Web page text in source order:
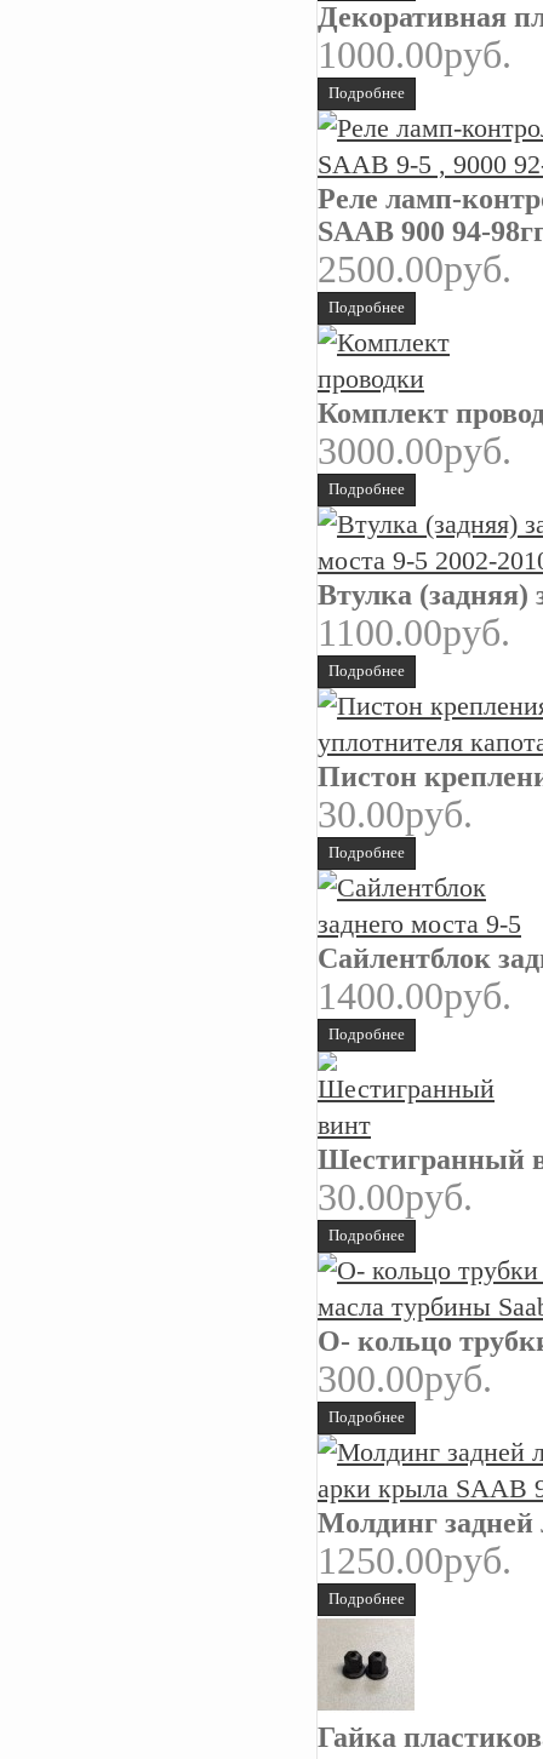
Декоративная
1000.00руб.
Подробнее
Реле ламп-
SAAB 900 94-
2500.00руб.
Подробнее
Комплект
3000.00руб.
Подробнее
Втулка (задняя)
1100.00руб.
Подробнее
Пистон
30.00руб.
Подробнее
Сайлентблок
1400.00руб.
Подробнее
Шестигранный
30.00руб.
Подробнее
О- кольцо
300.00руб.
Подробнее
Молдинг задней
1250.00руб.
Подробнее
Гайка